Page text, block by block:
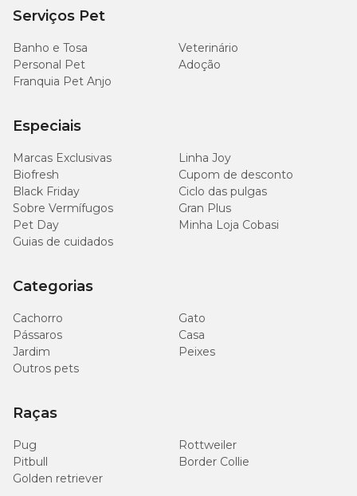
Fósforo (mín.)
Sódio (mín.)
Selênio (mín.)
Vitamina E (mín.) 17 UI/kg
Ácido Linoleico (mín.)
Vitamina B1 (0,90 mg), Vitamina B2 (0,80 mg), Vitamina B6
(0,20 mg), Vitamina C (140 mg), Vitamina D3 (130 UI), Vitamina
E (17,0 UI), Biotina (0,01 mg), Niacina (1,0 mg), Colina (66,0 mg),
Iodo (0,20 mg), Magnésio (187 mg), Zinco (45,0 mg), Manganês
(6,4 mg), Ácido Pantotênico (3,8 mg), Ácido Fólico (0,03 mg).
Serviços Pet
Banho e Tosa
Veterinário
Personal Pet
Adoção
Franquia Pet Anjo
Especiais
Marcas Exclusivas
Linha Joy
Biofresh
Cupom de desconto
Black Friday
Ciclo das pulgas
Sobre Vermífugos
Gran Plus
Pet Day
Minha Loja Cobasi
Guias de cuidados
Categorias
Cachorro
Gato
Pássaros
Casa
Jardim
Peixes
Outros pets
Raças
Pug
Rottweiler
Pitbull
Border Collie
Golden retriever